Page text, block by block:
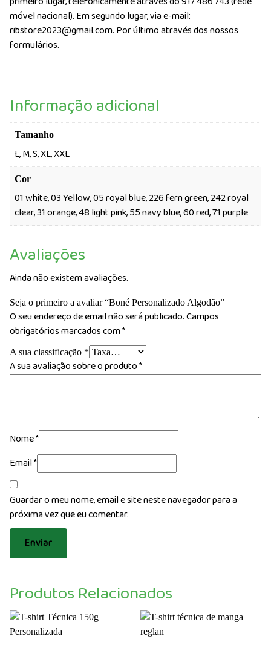
móvel nacional). Em segundo lugar, via e-mail:
ribstore2023@gmail.com. Por último através dos nossos
formulários.
Informação adicional
Tamanho
L, M, S, XL, XXL
Cor
01 white, 03 Yellow, 05 royal blue, 226 fern green, 242 royal
clear, 31 orange, 48 light pink, 55 navy blue, 60 red, 71 purple
Avaliações
Ainda não existem avaliações.
Seja o primeiro a avaliar “Boné Personalizado Algodão”
O seu endereço de email não será publicado.Campos
obrigatórios marcados com*
A sua classificação *
A sua avaliação sobre o produto*
Nome*
Email*
Guardar o meu nome, email e site neste navegador para a
próxima vez que eu comentar.
Produtos Relacionados